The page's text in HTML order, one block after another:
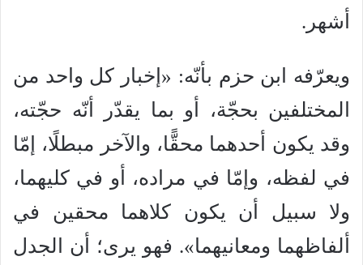
أشهر.
ويعرّفه ابن حزم بأنّه: «إخبار كل واحد من
المختلفين بحجّة، أو بما يقدّر أنّه حجّته،
وقد يكون أحدهما محقًّا، والآخر مبطلًا، إمّا
في لفظه، وإمّا في مراده، أو في كليهما،
ولا سبيل أن يكون كلاهما محقين في
ألفاظهما ومعانيهما». فهو يرى؛ أن الجدل